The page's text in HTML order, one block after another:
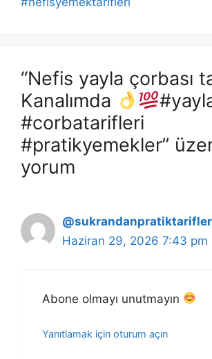
“Nefis yayla çorbası
Kanalımda
#corbatarifleri
#pratikyemekler”
yorum
@sukrandanpratiktarifler
Haziran 29, 2026 7:43 pm
Abone olmayı unutmayın
Yanıtlamak için oturum açın